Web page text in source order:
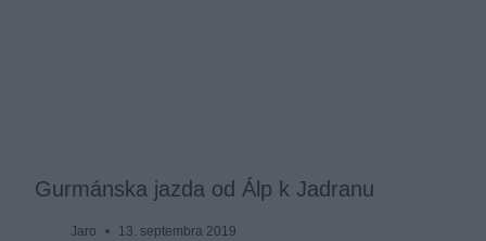
Gurmánska jazda od Álp k Jadranu
Jaro 13. septembra 2019